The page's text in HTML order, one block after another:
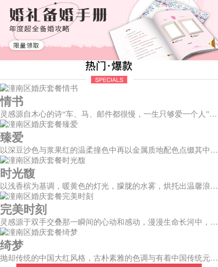
情书
灵感源自木心的诗“车、马、邮件都很慢，一生只够爱一个人”。那是一个情书里的年代，见字如面，纸短情长，想为你再写一纸情书，一字一句掂量，把文字写成我思念的模样。
臻爱
以深豆沙色与浆果红的温柔撞色中再以金属质地配色点缀其中，张弛之中打造一个柔和且独立的婚礼空间。别致质感而又不失浪漫温情，拉开了如电影唯美诗意的篇章。
时光馥
以浅香槟为基调，暖黄色的灯光，朦胧的水雾，烘托出温馨浪漫的唯美场景，干净的大型道具布搭配白色香槟色的花艺，让新人和来宾们都能陶醉在幸福梦幻的氛围中。
完美时刻
灵感源于双手交叠那一瞬间的心动和感动，漫漫生命长河中，我不再是浮光掠影，而是永恒陪伴。唯有华美，才能与这一刻相匹配。
绮梦
抛却传统的中国大红风格，古朴素雅的色调与有着中国传统元素相辅相成的新中式风格，象形山岚造型、建筑风格的屏风设计、摇曳生姿的芦苇花艺，带你走进一个充满中式情怀的东方绮梦。